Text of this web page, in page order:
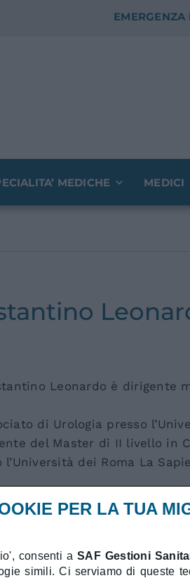
EMERGENZA
MEDICHE MEDICI
Leonardo è dirigente
di Urologia presso
del Master di II livello in
dei Roma La
si è occupato
urologiche benigne.
robotica, con circa 700
PER LA TUA
consenti a SAF Gestioni
simili. Ci serviamo di queste